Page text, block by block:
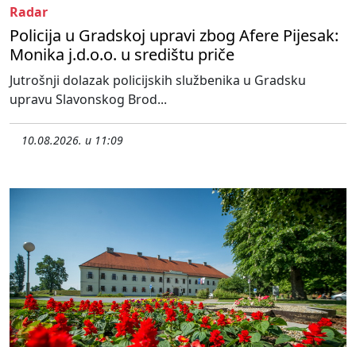
Radar
Policija u Gradskoj upravi zbog Afere Pijesak:
Monika j.d.o.o. u središtu priče
Jutrošnji dolazak policijskih službenika u Gradsku
upravu Slavonskog Brod...
10.08.2026. u 11:09